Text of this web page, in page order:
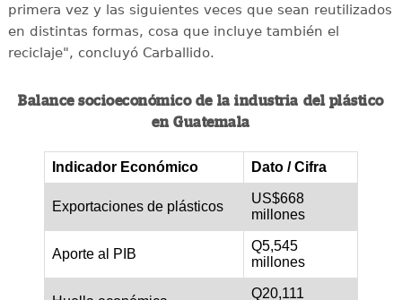
primera vez y las siguientes veces que sean reutilizados
en distintas formas, cosa que incluye también el
reciclaje", concluyó Carballido.
Balance socioeconómico de la industria del plástico
en Guatemala
Indicador Económico Dato / Cifra
Exportaciones de plásticos
US$668
millones
Aporte al PIB
Q5,545
millones
Q20,111